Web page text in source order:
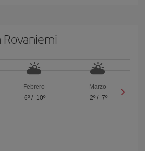
Febrero
-6º / -10º
Marzo
-2º /-7º